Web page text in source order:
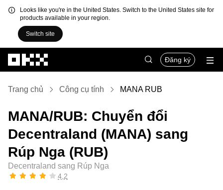
Looks like you're in the United States. Switch to the United States site for
products available in your region.
Switch site
Đăng ký
Trang chủ Công cụ tính MANA RUB
MANA/RUB: Chuyển đổi
Decentraland (MANA) sang
Rúp Nga (RUB)
Decentraland sang Rúp Nga
4,2